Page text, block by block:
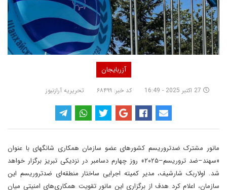
آزربایجان
27 اکتبر 2025 - 16:49 کد خبر: ۶۸۴۹۹ تحریریه آرازنیوز
مانور مشترک ضدتروریسم کشورهای عضو سازمان همکاری شانگهای با عنوان
«سهند–ضد تروریسم–۲۰۲۵» روز چهارم دسامبر در نزدیکی تبریز برگزار خواهد
شد. اولاربک شارشیف، مدیر کمیته اجرایی ساختار منطقه‌ای ضدتروریسم این
سازمان، اعلام کرد هدف از برگزاری این مانور تقویت همکاری‌های امنیتی میان